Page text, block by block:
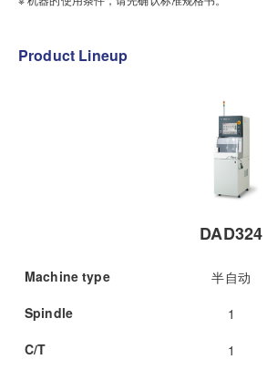
Product Lineup
Machine type
Spindle
C/T
DAD324
半自动
1
1